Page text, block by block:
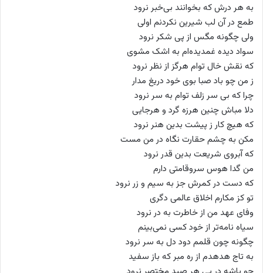
به هر درش که بخوانند بی‌خبر نرود
طمع در آن لب شیرین نکردنم اولی
ولی چگونه مگس از پی شکر نرود
سواد دیده غمدیده‌ام به اشک مشوی
که نقش خال توام هرگز از نظر نرود
ز من چو باد صبا بوی خود دریغ مدار
چرا که بی سر زلف توام به سر نرود
دلا مباش چنین هرزه گرد و هرجایی
که هیچ کار ز پیشت بدین هنر نرود
مکن به چشم حقارت نگاه در من مست
که آبروی شریعت بدین قدر نرود
من گدا هوس سروقامتی دارم
که دست در کمرش جز به سیم و زر نرود
تو کز مکارم اخلاق عالمی دگری
وفای عهد من از خاطرت به در نرود
سیاه نامه‌تر از خود کسی نمی‌بینم
چگونه چون قلمم دود دل به سر نرود
به تاج هدهدم از ره مبر که باز سفید